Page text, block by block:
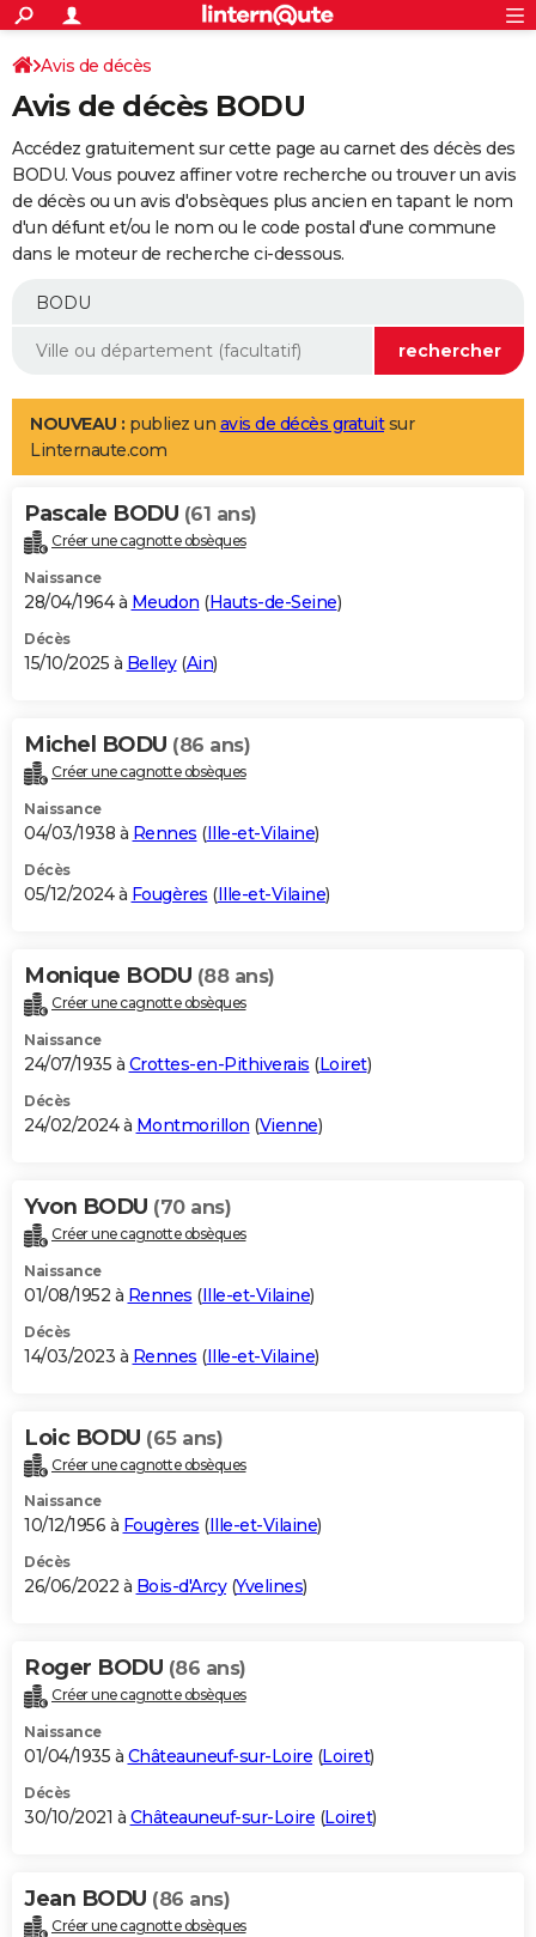
ACTUALITÉS
Politique
Société
Faits Divers
Education
Monde
Villes
+
SPORT
Coupe du monde 2026
Football
Tennis
Cyclisme
Rugby
Forum
Programme TV
TNT
Streaming
Cinéma
Sorties cinéma
Musique
+
FINANCE
Retraite
Impôts
Epargne
Immobilier
Risques naturels par ville
Banque
Assurance
Crédit
AUTO
Essais
Réserver un essai
Citadines
Berlines
SUV
Forum auto
+
Mobiles
Meilleur smartphone
Internet
Ordinateurs
Jeux vidéo
Guide high-tech
Aménagement intérieur
LIFESTYLE
Art de vivre
Bien-être
Loisirs
Mode
Modes de vie
Alimentation
Guide de la santé
Maladies
Médicaments
Sommeil
VOYAGE
Destinations
City break
Voyage nature
Voyage de noces
Forum
Climat
+PHOTO
GUIDES D'ACHAT
BONS PLANS
Carte de Noël
Carte Bonne année
Carte Saint-Valentin
Carte Pâques
Carte d'anniversaire
DICTIONNAIRE
Dictionnaire
Biographies
Citations
Expressions
Proverbes
PROGRAMME TV
S'inscrire
Se connecter
Lycées
Collèges
Primaires
Universités
Entreprises
Service militaire
Avis de recherche
AVIS DE DÉCÈS
Bricolage
Lifestyle
Culture
Sport
Auto
Television
Voyage
Cinema
Avis de décès
Avis de décès BODU
Accédez gratuitement sur cette page au carnet des décès des
BODU. Vous pouvez affiner votre recherche ou trouver un avis
de décès ou un avis d'obsèques plus ancien en tapant le nom
d'un défunt et/ou le nom ou le code postal d'une commune
dans le moteur de recherche ci-dessous.
NOUVEAU : publiez un avis de décès gratuitsur
Linternaute.com
Pascale BODU (61 ans)
Créer une cagnotte obsèques
Naissance
28/04/1964 à Meudon (Hauts-de-Seine)
Décès
15/10/2025 à Belley(Ain)
Michel BODU (86 ans)
Créer une cagnotte obsèques
Naissance
04/03/1938 à Rennes (Ille-et-Vilaine)
Décès
05/12/2024 à Fougères (Ille-et-Vilaine)
Monique BODU (88 ans)
Créer une cagnotte obsèques
Naissance
24/07/1935 à Crottes-en-Pithiverais (Loiret)
Décès
24/02/2024 à Montmorillon (Vienne)
Yvon BODU (70 ans)
Créer une cagnotte obsèques
Naissance
01/08/1952 à Rennes (Ille-et-Vilaine)
Décès
14/03/2023 à Rennes (Ille-et-Vilaine)
Loic BODU (65 ans)
Créer une cagnotte obsèques
Naissance
10/12/1956 à Fougères (Ille-et-Vilaine)
Décès
26/06/2022 à Bois-d'Arcy(Yvelines)
Roger BODU (86 ans)
Créer une cagnotte obsèques
Naissance
01/04/1935 à Châteauneuf-sur-Loire (Loiret)
Décès
30/10/2021 à Châteauneuf-sur-Loire (Loiret)
Jean BODU (86 ans)
Créer une cagnotte obsèques